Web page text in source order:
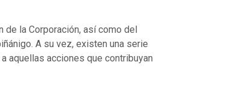
la Corporación, así como del
A su vez, existen una serie
aquellas acciones que contribuyan